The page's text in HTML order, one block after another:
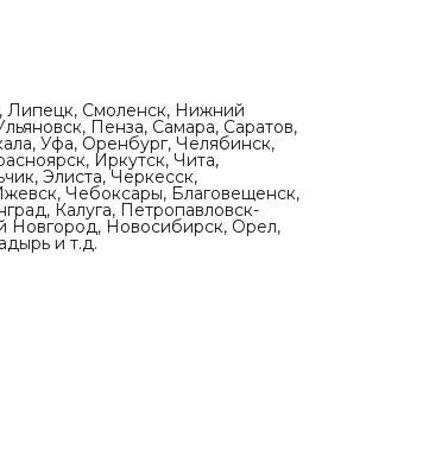
Липецк, Смоленск, Нижний
Пенза, Самара, Саратов,
Уфа, Оренбург, Челябинск,
Иркутск, Чита,
Элиста, Черкесск,
Чебоксары, Благовещенск,
Калуга, Петропавловск-
Новгород, Новосибирск, Орел,
и т.д.